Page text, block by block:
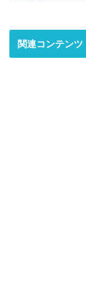
関連コンテンツ